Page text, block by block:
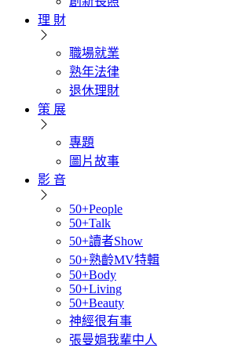
理 財
職場就業
熟年法律
退休理財
策 展
專題
圖片故事
影 音
50+People
50+Talk
50+讀者Show
50+熟齡MV特輯
50+Body
50+Living
50+Beauty
神經很有事
張曼娟我輩中人